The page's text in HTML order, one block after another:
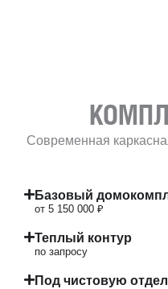
Современная
Базовый
от 5 150 000 ₽
Теплый контур
по запросу
Под чистовую